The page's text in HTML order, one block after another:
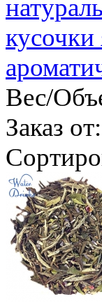
Вес/
Заказ от: